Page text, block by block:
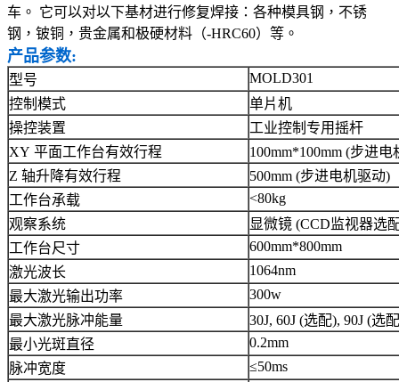
车。 它可以对以下基材进行修复焊接：各种模具钢，不锈
钢，铍铜，贵金属和极硬材料（-HRC60）等。
产品参数:
型号
MOLD301
控制模式
单片机
操控装置
工业控制专用摇杆
XY 平面工作台有效行程
100mm*100mm (步进电
Z 轴升降有效行程
500mm (步进电机驱动)
工作台承载
<80kg
观察系统
显微镜 (CCD监视器选
工作台尺寸
600mm*800mm
激光波长
1064nm
最大激光输出功率
300w
最大激光脉冲能量
30J, 60J (选配), 90J (选
最小光斑直径
0.2mm
脉冲宽度
≤50ms